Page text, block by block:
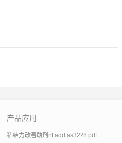
产品应用
粘结力改善助剂nt add as3228.pdf